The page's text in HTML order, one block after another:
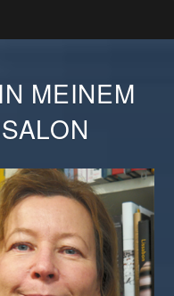
MEINEM